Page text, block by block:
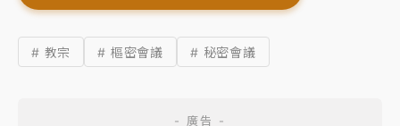
# 教宗 # 樞密會議 # 秘密會議